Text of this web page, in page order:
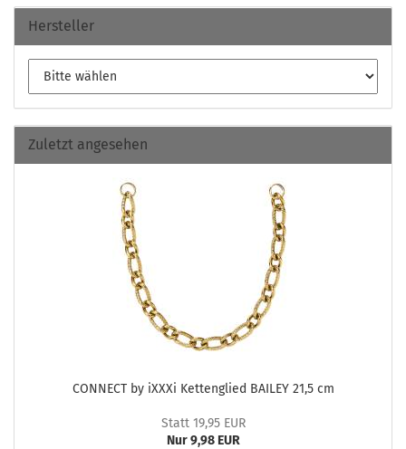
Hersteller
Zuletzt angesehen
CON­NECT by iXXXi Ket­ten­glied BAI­LEY 21,5 cm
Statt 19,95 EUR
Nur 9,98 EUR